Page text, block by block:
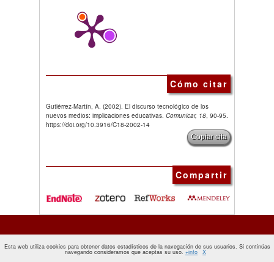
Cómo citar
Gutiérrez-Martín, A. (2002). El discurso tecnológico de los
nuevos medios: implicaciones educativas. Comunicar, 18, 90-95.
https://doi.org/10.3916/C18-2002-14
Copiar cita
Compartir
Esta web utiliza cookies para obtener datos estadísticos de la navegación de sus usuarios. Si continúas
navegando consideramos que aceptas su uso. +info X